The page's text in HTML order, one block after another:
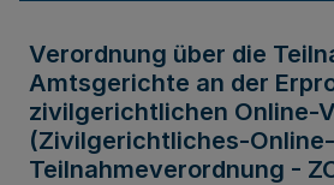
Verordnung über die
Amtsgerichte an der
zivilgerichtlichen Online-
(Zivilgerichtliches-
Teilnahmeverordnung -